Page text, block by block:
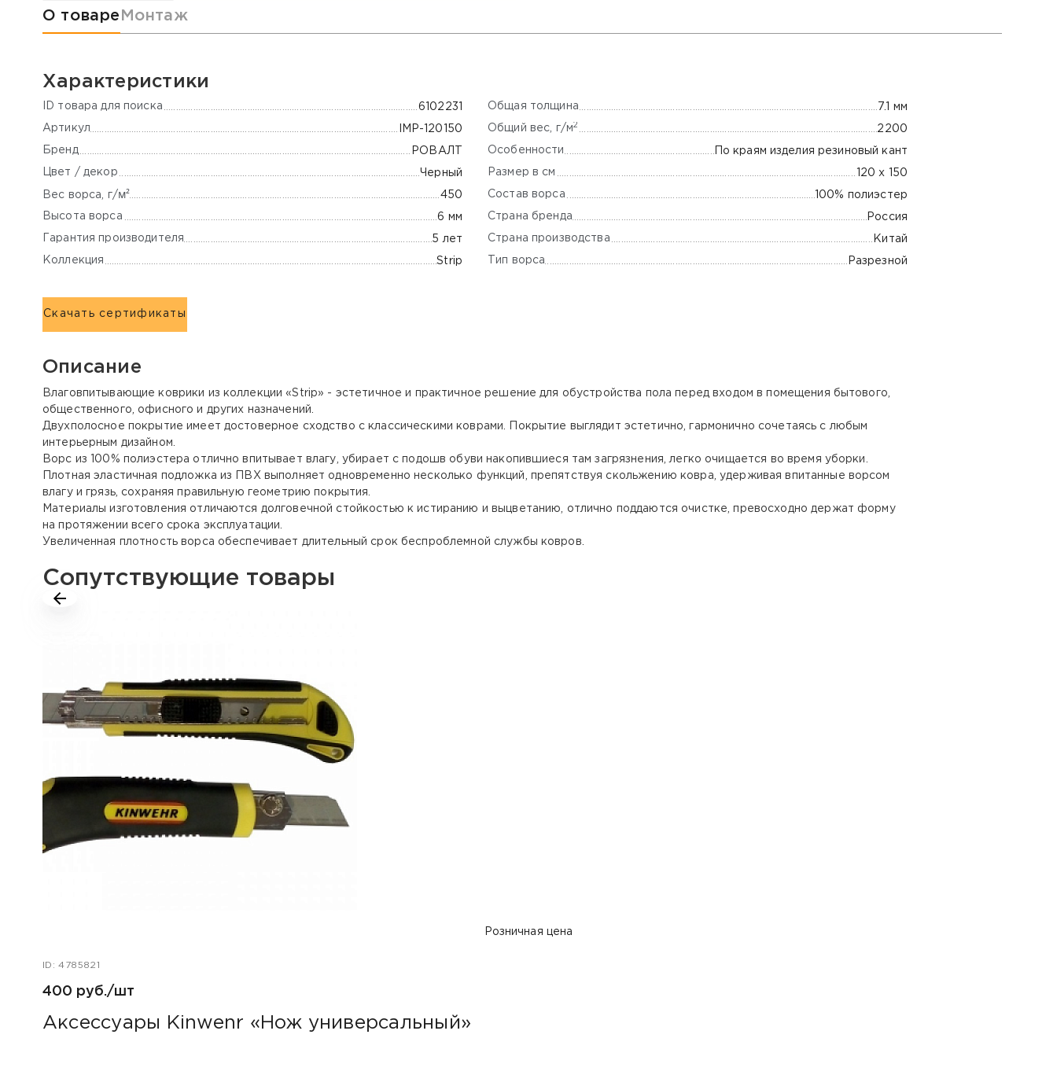
Информация о товаре
О товаре Монтаж
Характеристики
ID товара для поиска 6102231
Артикул IMP-120150
Бренд РОВАЛТ
Цвет / декор Черный
Вес ворса, г/м² 450
Высота ворса 6 мм
Гарантия производителя 5 лет
Коллекция Strip
Общая толщина 7.1 мм
Общий вес, г/м2 2200
Особенности По краям изделия резиновый кант
Размер в см 120 х 150
Состав ворса 100% полиэстер
Страна бренда Россия
Страна производства Китай
Тип ворса Разрезной
Скачать сертификаты
Описание
Влаговпитывающие коврики из коллекции «Strip» - эстетичное и практичное решение для обустройства пола перед входом в помещения бытового,
общественного, офисного и других назначений.
Двухполосное покрытие имеет достоверное сходство с классическими коврами. Покрытие выглядит эстетично, гармонично сочетаясь с любым
интерьерным дизайном.
Ворс из 100% полиэстера отлично впитывает влагу, убирает с подошв обуви накопившиеся там загрязнения, легко очищается во время уборки.
Плотная эластичная подложка из ПВХ выполняет одновременно несколько функций, препятствуя скольжению ковра, удерживая впитанные ворсом
влагу и грязь, сохраняя правильную геометрию покрытия.
Материалы изготовления отличаются долговечной стойкостью к истиранию и выцветанию, отлично поддаются очистке, превосходно держат форму
на протяжении всего срока эксплуатации.
Увеличенная плотность ворса обеспечивает длительный срок беспроблемной службы ковров.
Сопутствующие товары
Розничная цена
ID: 4785821
400 руб./шт
Аксессуары Kinwenr «Нож универсальный»